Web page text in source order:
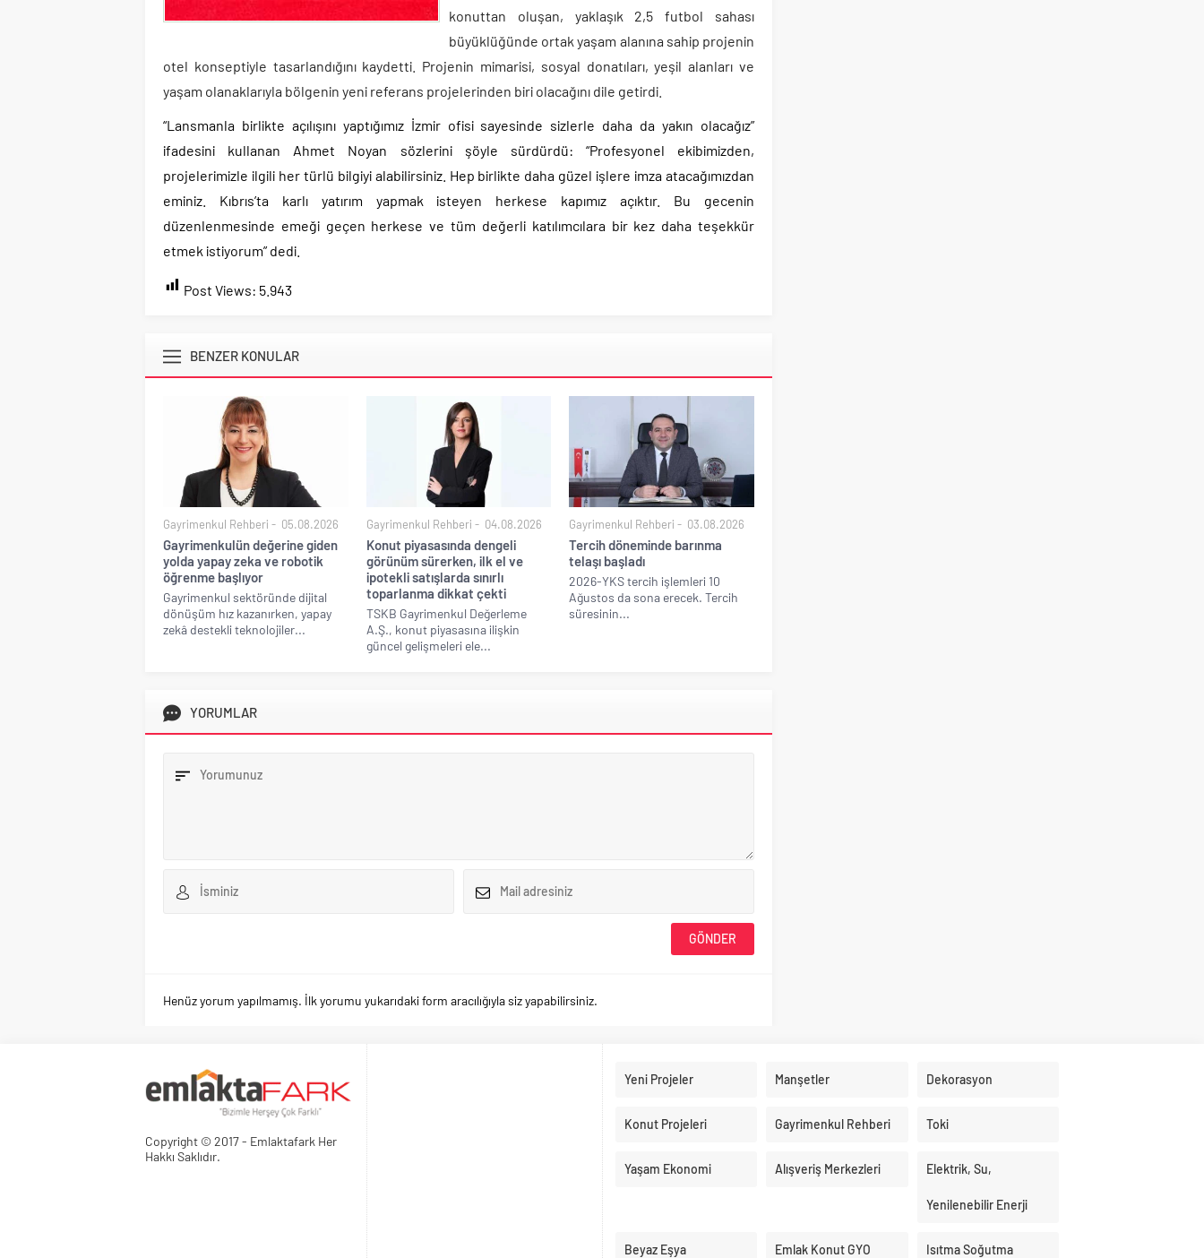
konuttan oluşan, yaklaşık 2,5 futbol sahası
büyüklüğünde ortak yaşam alanına sahip projenin
otel konseptiyle tasarlandığını kaydetti. Projenin mimarisi, sosyal donatıları, yeşil alanları ve
yaşam olanaklarıyla bölgenin yeni referans projelerinden biri olacağını dile getirdi.
“Lansmanla birlikte açılışını yaptığımız İzmir ofisi sayesinde sizlerle daha da yakın olacağız”
ifadesini kullanan Ahmet Noyan sözlerini şöyle sürdürdü: “Profesyonel ekibimizden,
projelerimizle ilgili her türlü bilgiyi alabilirsiniz. Hep birlikte daha güzel işlere imza atacağımızdan
eminiz. Kıbrıs’ta karlı yatırım yapmak isteyen herkese kapımız açıktır. Bu gecenin
düzenlenmesinde emeği geçen herkese ve tüm değerli katılımcılara bir kez daha teşekkür
etmek istiyorum” dedi.
Post Views: 5.943
BENZER KONULAR
Gayrimenkul Rehberi 05.08.2026
Gayrimenkulün değerine giden
yolda yapay zeka ve robotik
öğrenme başlıyor
Gayrimenkul sektöründe dijital
dönüşüm hız kazanırken, yapay
zekâ destekli teknolojiler...
Gayrimenkul Rehberi 04.08.2026
Konut piyasasında dengeli
görünüm sürerken, ilk el ve
ipotekli satışlarda sınırlı
toparlanma dikkat çekti
TSKB Gayrimenkul Değerleme
A.Ş., konut piyasasına ilişkin
güncel gelişmeleri ele...
Gayrimenkul Rehberi 03.08.2026
Tercih döneminde barınma
telaşı başladı
2026-YKS tercih işlemleri 10
Ağustos da sona erecek. Tercih
süresinin...
YORUMLAR
Henüz yorum yapılmamış. İlk yorumu yukarıdaki form aracılığıyla siz yapabilirsiniz.
Copyright © 2017 - Emlaktafark Her
Hakkı Saklıdır.
Yeni Projeler Manşetler Dekorasyon
Konut Projeleri Gayrimenkul Rehberi Toki
Yaşam Ekonomi Alışveriş Merkezleri Elektrik, Su,
Yenilenebilir Enerji
Beyaz Eşya Emlak Konut GYO Isıtma Soğutma